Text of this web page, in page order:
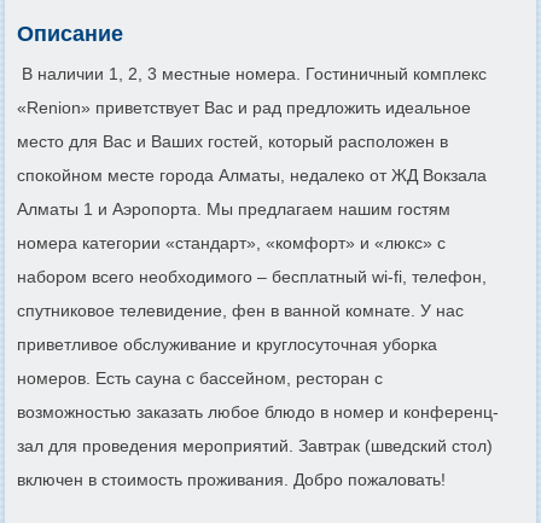
Описание
В наличии 1, 2, 3 местные номера. Гостиничный комплекс
«Renion» приветствует Вас и рад предложить идеальное
место для Вас и Ваших гостей, который расположен в
спокойном месте города Алматы, недалеко от ЖД Вокзала
Алматы 1 и Аэропорта. Мы предлагаем нашим гостям
номера категории «стандарт», «комфорт» и «люкс» с
набором всего необходимого – бесплатный wi-fi, телефон,
спутниковое телевидение, фен в ванной комнате. У нас
приветливое обслуживание и круглосуточная уборка
номеров. Есть сауна с бассейном, ресторан с
возможностью заказать любое блюдо в номер и конференц-
зал для проведения мероприятий. Завтрак (шведский стол)
включен в стоимость проживания. Добро пожаловать!